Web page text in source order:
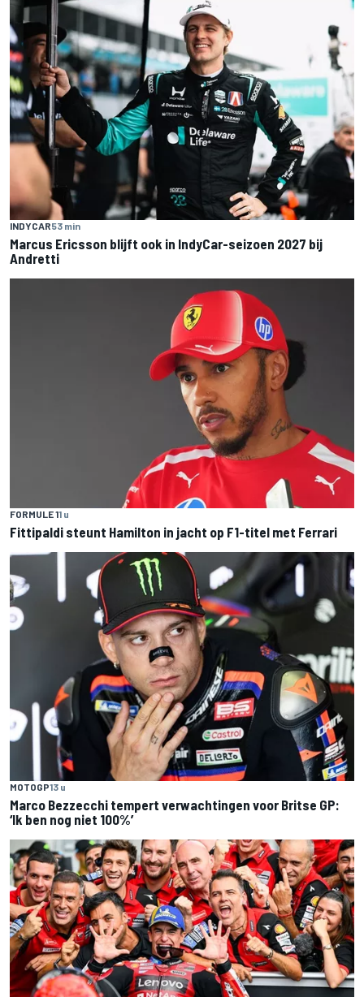
INDYCAR53 min
Marcus Ericsson blijft ook in IndyCar-seizoen 2027 bij
Andretti
FORMULE 11 u
Fittipaldi steunt Hamilton in jacht op F1-titel met Ferrari
MOTOGP13 u
Marco Bezzecchi tempert verwachtingen voor Britse GP:
‘Ik ben nog niet 100%’